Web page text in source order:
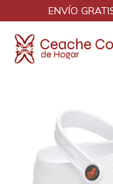
ENVÍO